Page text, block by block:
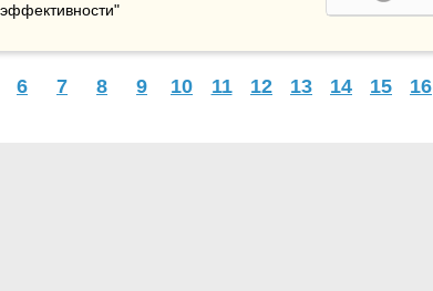
6 7 8 9 10 11 12 13 14 15 16